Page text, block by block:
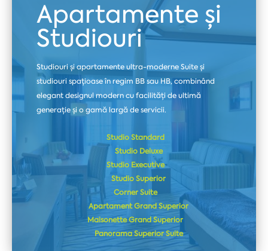
Studio Standard
Studio Deluxe
Studio Executive
Studio Superior
Corner Suite
Apartament Grand Superior
Maisonette Grand Superior
Panorama Superior Suite
Apartamente și
Studiouri
Studiouri și apartamente ultra-moderne Suite și
studiouri spațioase în regim BB sau HB, combinând
elegant designul modern cu facilități de ultimă
generație și o gamă largă de servicii.